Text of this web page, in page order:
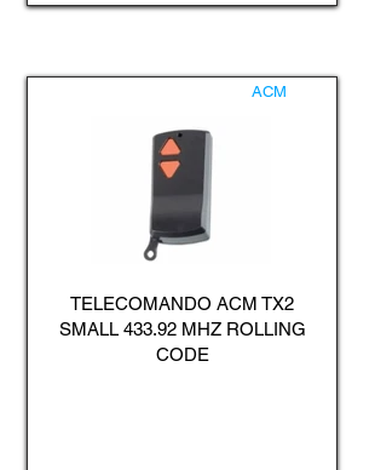
ACM
TELECOMANDO ACM TX2
SMALL 433.92 MHZ ROLLING
CODE